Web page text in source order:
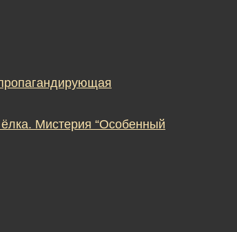
Мистерия “Особенный